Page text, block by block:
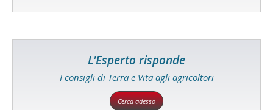
L'Esperto risponde
I consigli di Terra e Vita agli agricoltori
Cerca adesso